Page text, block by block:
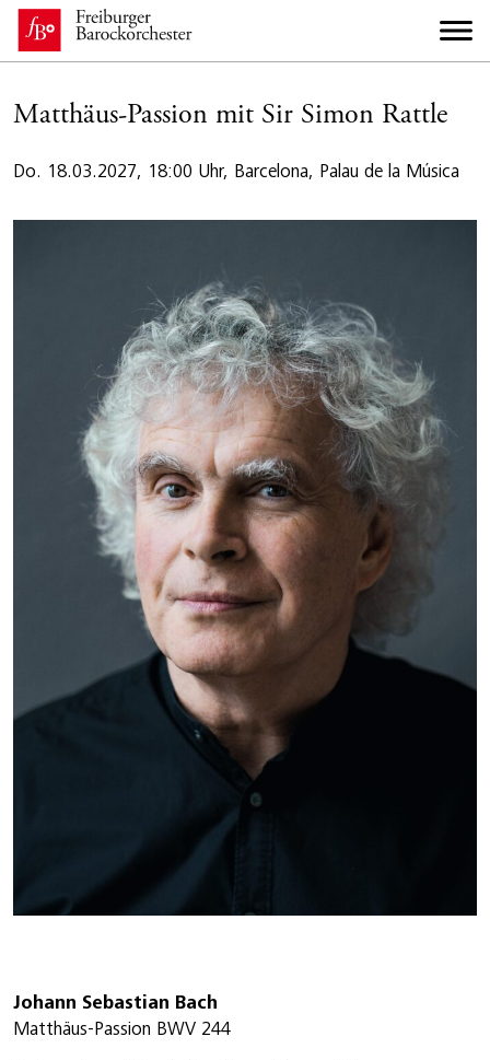
Matthäus-Passion mit Sir Simon Rattle
Do. 18.03.2027, 18:00 Uhr, Barcelona, Palau de la Música
Johann Sebastian Bach
Matthäus-Passion BWV 244